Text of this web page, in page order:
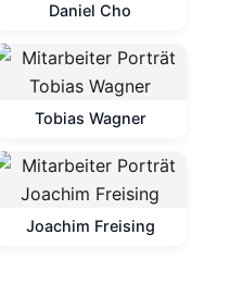
Daniel Cho
Tobias Wagner
Joachim Freising